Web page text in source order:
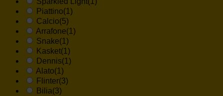
Piattino(1)
Calcio(5)
Arrafone(1)
Snake(1)
Kasket(1)
Dennis(1)
Alato(1)
Flinter(3)
Bilia(3)